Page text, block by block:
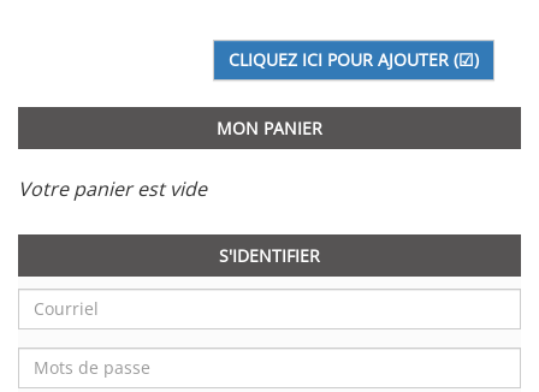
MON PANIER
Votre panier est vide
S'IDENTIFIER